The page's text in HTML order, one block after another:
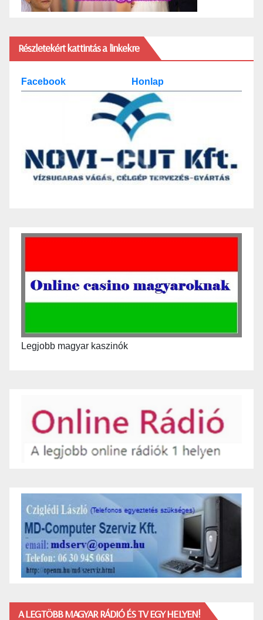
Részletekért kattintás a linkekre
Facebook Honlap
Legjobb magyar kaszinók
A LEGTÖBB MAGYAR RÁDIÓ ÉS TV EGY HELYEN!